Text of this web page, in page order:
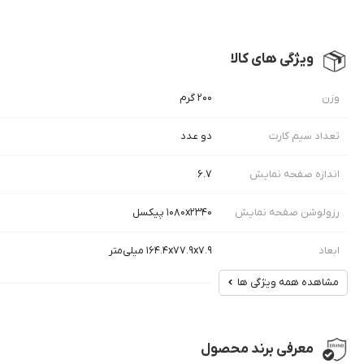
ویژگی های کالا
وزن ۲۰۰ گرم
تعداد سیم کارت دو عدد
اندازه صفحه نمایش 6.7
رزولوشن صفحه نمایش ۱۰۸۰x۲۳۴۰ پیکسل
ابعاد ۱۶۴.۴x۷۷.۹x۷.۹ میلی‌متر
مشاهده همه ویژگی ها
معرفی برند محصول